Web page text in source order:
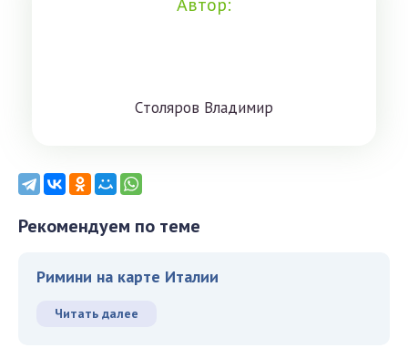
Автор:
Cтoлярoв Влaдимиp
Рекомендуем по теме
Римини на карте Италии
Читать далее